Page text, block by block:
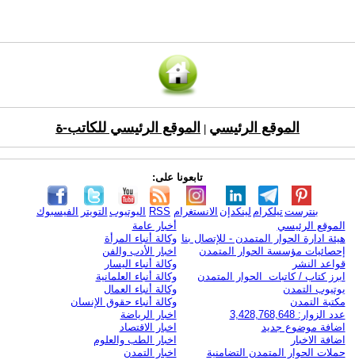
الموقع الرئيسي الموقع الرئيسي للكاتب-ة
تابعونا على:
الفيسبوك التويتر اليوتيوب RSS الانستغرام لينكدإن تيلكرامبنترست
الموقع الرئيسي
هيئة ادارة الحوار المتمدن - للإتصال بنا
إحصائيات مؤسسة الحوار المتمدن
قواعد النشر
ابرز كتاب / كاتبات الحوار المتمدن
يوتيوب التمدن
مكتبة التمدن
عدد الزوار: 3,428,768,648
اضافة موضوع جديد
اضافة الاخبار
حملات الحوار المتمدن التضامنية
أخبار عامة
وكالة أنباء المرأة
اخبار الأدب والفن
وكالة أنباء اليسار
وكالة أنباء العلمانية
وكالة أنباء العمال
وكالة أنباء حقوق الإنسان
اخبار الرياضة
اخبار الاقتصاد
اخبار الطب والعلوم
اخبار التمدن